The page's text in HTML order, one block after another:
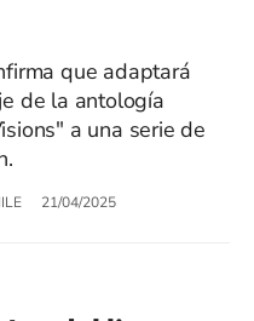
que adaptará
de la antología
a una serie de
21/04/2025